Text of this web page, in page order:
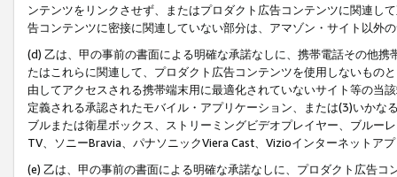
ンテンツをリンクさせず、またはプロダクト広告コンテンツに関連し
告コンテンツに密接に関連していない部分は、アマゾン・サイト以外
(d) 乙は、甲の事前の書面による明確な承諾なしに、携帯電話その他
たはこれらに関連して、プロダクト広告コンテンツを使用しないもの
由してアクセスされる携帯端末用に最適化されていないサイト等の当
定義される承認されたモバイル・アプリケーション、または(3)いか
ブルまたは衛星ボックス、ストリーミングビデオプレイヤー、ブルー
TV、ソニーBravia、パナソニックViera Cast、Vizioインターネットア
(e) 乙は、甲の事前の書面による明確な承諾なしに、プロダクト広告